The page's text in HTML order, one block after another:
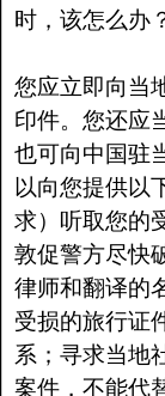
时，该怎么办
您应立即向当
印件。您还应
也可向中国驻
以向您提供以
求）听取您的
敦促警方尽快
律师和翻译的
受损的旅行证
系；寻求当地
案件，不能代